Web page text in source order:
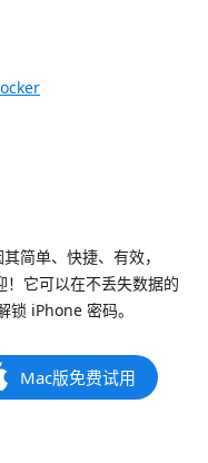
简单、快捷、有效，
！它可以在不丢失数据的
iPhone 密码。
Mac版免费试用